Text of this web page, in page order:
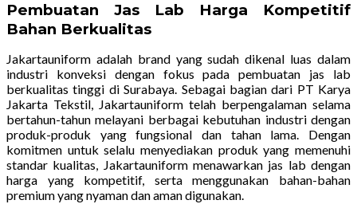
Pembuatan Jas Lab Harga Kompetitif
Bahan Berkualitas
Jakartauniform adalah brand yang sudah dikenal luas dalam
industri konveksi dengan fokus pada pembuatan jas lab
berkualitas tinggi di Surabaya. Sebagai bagian dari PT Karya
Jakarta Tekstil, Jakartauniform telah berpengalaman selama
bertahun-tahun melayani berbagai kebutuhan industri dengan
produk-produk yang fungsional dan tahan lama. Dengan
komitmen untuk selalu menyediakan produk yang memenuhi
standar kualitas, Jakartauniform menawarkan jas lab dengan
harga yang kompetitif, serta menggunakan bahan-bahan
premium yang nyaman dan aman digunakan.